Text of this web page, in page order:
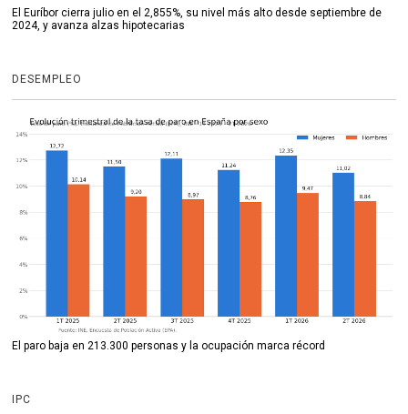
El Euríbor cierra julio en el 2,855%, su nivel más alto desde septiembre de
2024, y avanza alzas hipotecarias
DESEMPLEO
El paro baja en 213.300 personas y la ocupación marca récord
IPC